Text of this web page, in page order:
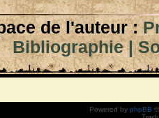
de l'auteur :
Bibliographie|
Powered by phpBB